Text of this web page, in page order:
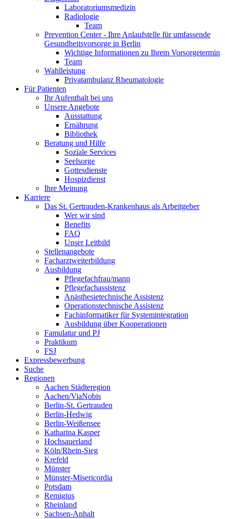
Laboratoriumsmedizin
Radiologie
Team
Prevention Center - Ihre Anlaufstelle für umfassende
Gesundheitsvorsorge in Berlin
Wichtige Informationen zu Ihrem Vorsorgetermin
Team
Wahlleistung
Privatambulanz Rheumatologie
Für Patienten
Ihr Aufenthalt bei uns
Unsere Angebote
Ausstattung
Ernährung
Bibliothek
Beratung und Hilfe
Soziale Services
Seelsorge
Gottesdienste
Hospizdienst
Ihre Meinung
Karriere
Das St. Gertrauden-Krankenhaus als Arbeitgeber
Wer wir sind
Benefits
FAQ
Unser Leitbild
Stellenangebote
Facharztweiterbildung
Ausbildung
Pflegefachfrau/mann
Pflegefachassistenz
Anästhesietechnische Assistenz
Operationstechnische Assistenz
Fachinformatiker für Systemintegration
Ausbildung über Kooperationen
Famulatur und PJ
Praktikum
FSJ
Expressbewerbung
Suche
Regionen
Aachen Städteregion
Aachen/ViaNobis
Berlin-St. Gertrauden
Berlin-Hedwig
Berlin-Weißensee
Katharina Kasper
Hochsauerland
Köln/Rhein-Sieg
Krefeld
Münster
Münster-Misericordia
Potsdam
Remigius
Rheinland
Sachsen-Anhalt